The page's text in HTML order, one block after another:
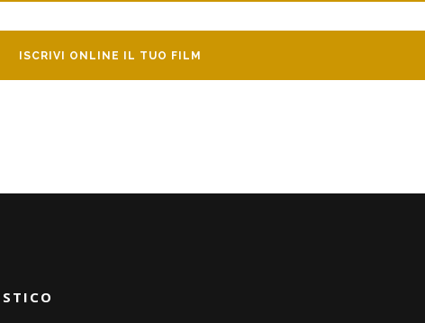
ISCRIVI ONLINE IL TUO FILM